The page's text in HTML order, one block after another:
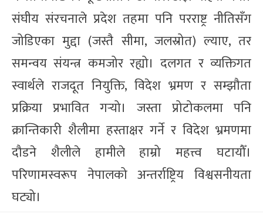
संघीय संरचनाले प्रदेश तहमा पनि परराष्ट्र नीतिसँग
जोडिएका मुद्दा (जस्तै सीमा, जलस्रोत) ल्याए, तर
समन्वय संयन्त्र कमजोर रह्यो। दलगत र व्यक्तिगत
स्वार्थले राजदूत नियुक्ति, विदेश भ्रमण र सम्झौता
प्रक्रिया प्रभावित गर्‍यो। जस्ता प्रोटोकलमा पनि
क्रान्तिकारी शैलीमा हस्ताक्षर गर्ने र विदेश भ्रमणमा
दौडने शैलीले हामीले हाम्रो महत्त्व घटायौँ।
परिणामस्वरूप नेपालको अन्तर्राष्ट्रिय विश्वसनीयता
घट्यो।